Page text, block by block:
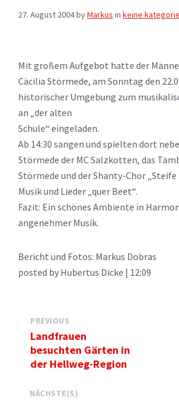
27. August 2004byMarkus in keine kategorie
Mit großem Aufgebot hatte der
Cäcilia Störmede, am Sonntag den
historischer Umgebung zum
an „der alten
Schule“ eingeladen.
Ab 14:30 sangen und spielten dort
Störmede der MC Salzkotten, das
Störmede und der Shanty-Chor „Steife
Musik und Lieder „quer Beet“.
Fazit: Ein schönes Ambiente in
angenehmer Musik.
Bericht und Fotos: Markus Dobras
posted by Hubertus Dicke | 12:09
PREVIOUS
Landfrauen
besuchten Gärten in
der Hellweg-Region
NÄCHSTE(S)